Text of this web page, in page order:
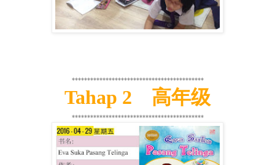
*******************************************
Tahap 2 高年级
*******************************************